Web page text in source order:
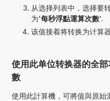
从选择列表中，选择要
为'每秒浮點運算次數'.
该值接着将转换为计算
使用此单位转换器的全
數
使用此計算機，可將值與原始